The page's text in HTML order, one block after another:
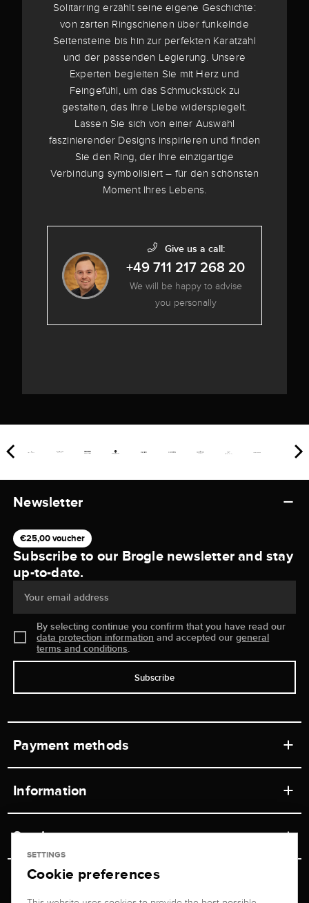
Solitärring erzählt seine eigene Geschichte:
von zarten Ringschienen über funkelnde
Seitensteine bis hin zur perfekten Karatzahl
und der passenden Legierung. Unsere
Experten begleiten Sie mit Herz und
Feingefühl, um das Schmuckstück zu
gestalten, das Ihre Liebe widerspiegelt.
Lassen Sie sich von einer Auswahl
faszinierender Designs inspirieren und finden
Sie den Ring, der Ihre einzigartige
Verbindung symbolisiert – für den schönsten
Moment Ihres Lebens.
Give us a call:
+49 711 217 268 20
We will be happy to advise
you personally
Newsletter
€25,00 voucher
Subscribe to our Brogle newsletter and stay
up-to-date.
Your email address
By selecting continue you confirm that you have read our
data protection information and accepted ourgeneral
terms and conditions.
Subscribe
Payment methods
Information
Retail store
Shipping & Payment
Service
Contact
Unsubscribe from newsletter
Jeweler Brogle
SETTINGS
Cookie preferences